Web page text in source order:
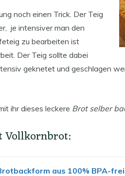
noch einen Trick. Der Teig
je intensiver man den
zu bearbeiten ist
Der Teig sollte dabei
geknetet und geschlagen
ihr dieses leckere Brot selber
Vollkornbrot:
aus 100% BPA-